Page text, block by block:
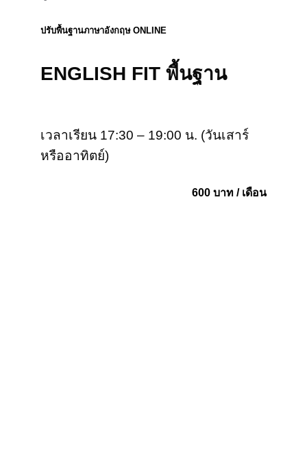
ปรับพื้นฐานภาษาอังกฤษ ONLINE
ENGLISH FIT พื้นฐาน
เวลาเรียน 17:30 – 19:00 น. (วันเสาร์
หรืออาทิตย์)
600 บาท / เดือน